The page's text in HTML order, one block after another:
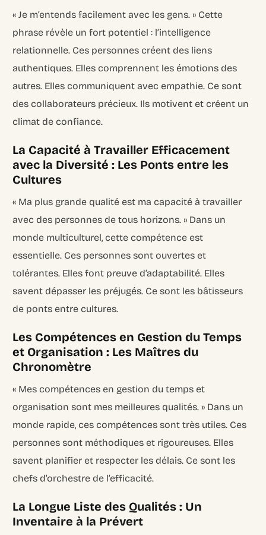
« Je m’entends facilement avec les gens. » Cette
phrase révèle un fort potentiel : l’intelligence
relationnelle. Ces personnes créent des liens
authentiques. Elles comprennent les émotions des
autres. Elles communiquent avec empathie. Ce sont
des collaborateurs précieux. Ils motivent et créent un
climat de confiance.
La Capacité à Travailler Efficacement
avec la Diversité : Les Ponts entre les
Cultures
« Ma plus grande qualité est ma capacité à travailler
avec des personnes de tous horizons. » Dans un
monde multiculturel, cette compétence est
essentielle. Ces personnes sont ouvertes et
tolérantes. Elles font preuve d’adaptabilité. Elles
savent dépasser les préjugés. Ce sont les bâtisseurs
de ponts entre cultures.
Les Compétences en Gestion du Temps
et Organisation : Les Maîtres du
Chronomètre
« Mes compétences en gestion du temps et
organisation sont mes meilleures qualités. » Dans un
monde rapide, ces compétences sont très utiles. Ces
personnes sont méthodiques et rigoureuses. Elles
savent planifier et respecter les délais. Ce sont les
chefs d’orchestre de l’efficacité.
La Longue Liste des Qualités : Un
Inventaire à la Prévert